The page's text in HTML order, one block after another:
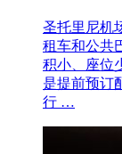
圣托里尼机
租车和公共
积小、座位
是提前预订
行 …